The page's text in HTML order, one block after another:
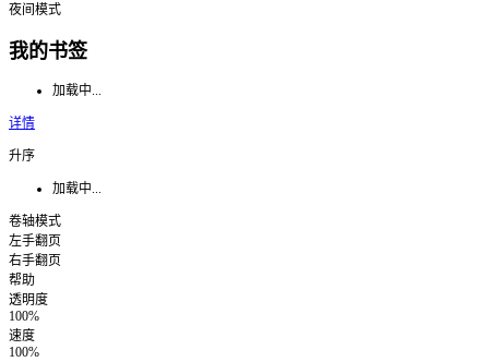
夜间模式
我的书签
加载中...
详情
升序
加载中...
卷轴模式
左手翻页
右手翻页
帮助
透明度
100%
速度
100%